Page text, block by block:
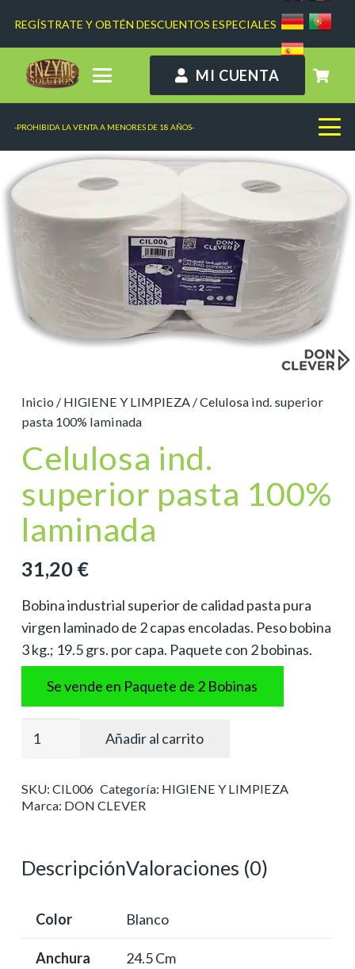
REGÍSTRATE Y OBTÉN DESCUENTOS ESPECIALES
MI CUENTA
-PROHIBIDA LA VENTA A MENORES DE 18 AÑOS-
Inicio / HIGIENE Y LIMPIEZA / Celulosa ind. superior
pasta 100% laminada
Celulosa ind.
superior pasta 100%
laminada
31,20 €
Bobina industrial superior de calidad pasta pura
virgen laminado de 2 capas encoladas. Peso bobina
3 kg.; 19.5 grs. por capa. Paquete con 2 bobinas.
Se vende en Paquete de 2 Bobinas
pasta
cantidad
Añadir al carrito
SKU: CIL006 Categoría: HIGIENE Y LIMPIEZA
Marca: DON CLEVER
DescripciónValoraciones (0)
Color Blanco
Anchura 24.5 Cm